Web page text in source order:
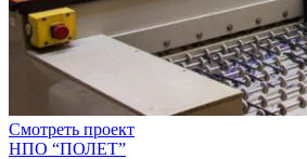
Смотреть проект
НПО “ПОЛЕТ”